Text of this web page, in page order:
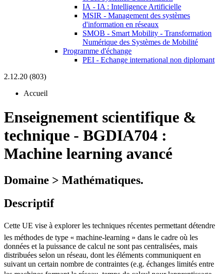
IA - IA : Intelligence Artificielle
MSIR - Management des systèmes
d'information en réseaux
SMOB - Smart Mobility - Transformation
Numérique des Systèmes de Mobilité
Programme d'échange
PEI - Echange international non diplomant
2.12.20 (803)
Accueil
Enseignement scientifique &
technique - BGDIA704 :
Machine learning avancé
Domaine > Mathématiques.
Descriptif
Cette UE vise à explorer les techniques récentes permettant détendre
les méthodes de type « machine-learning » dans le cadre où les
données et la puissance de calcul ne sont pas centralisées, mais
distribuées selon un réseau, dont les éléments communiquent en
suivant un certain nombre de contraintes (e.g. échanges limités entre